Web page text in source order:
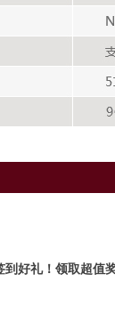
好礼！领取超值奖